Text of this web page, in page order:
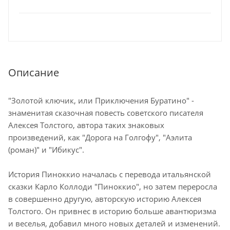
Описание
"Золотой ключик, или Приключения Буратино" -
знаменитая сказочная повесть советского писателя
Алексея Толстого, автора таких знаковых
произведений, как "Дорога на Голгофу", "Аэлита
(роман)" и "Ибикус".
История Пиноккио началась с перевода итальянской
сказки Карло Коллоди "Пиноккио", но затем переросла
в совершенно другую, авторскую историю Алексея
Толстого. Он привнес в историю больше авантюризма
и веселья, добавил много новых деталей и изменений.